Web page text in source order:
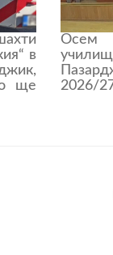
в
ще
Осем
2026/